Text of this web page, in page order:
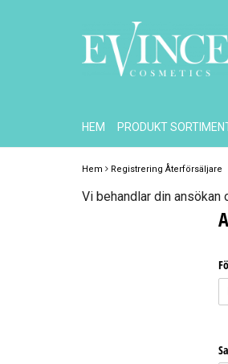
Hem Registrering Återförsäljare
Vi behandlar din ansökan
HEM PRODUKT